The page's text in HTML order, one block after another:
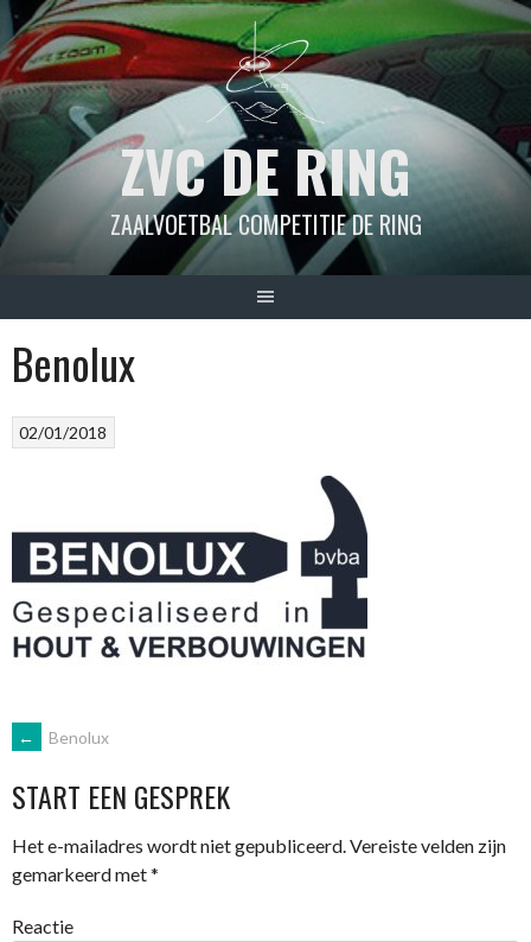
Spring
naar
inhoud
ZVC DE RING
ZAALVOETBAL COMPETITIE DE RING
Benolux
02/01/2018
BERICHTNAVIGATIE
← Benolux
START EEN GESPREK
Het e-mailadres wordt niet gepubliceerd.Vereiste velden zijn
gemarkeerd met*
Reactie